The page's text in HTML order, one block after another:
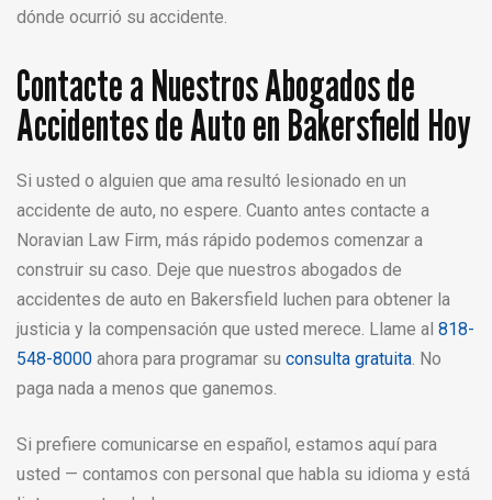
dónde ocurrió su accidente.
Contacte a Nuestros Abogados de
Accidentes de Auto en Bakersfield Hoy
Si usted o alguien que ama resultó lesionado en un
accidente de auto, no espere. Cuanto antes contacte a
Noravian Law Firm, más rápido podemos comenzar a
construir su caso. Deje que nuestros abogados de
accidentes de auto en Bakersfield luchen para obtener la
justicia y la compensación que usted merece. Llame al 818-
548-8000 ahora para programar su consulta gratuita. No
paga nada a menos que ganemos.
Si prefiere comunicarse en español, estamos aquí para
usted — contamos con personal que habla su idioma y está